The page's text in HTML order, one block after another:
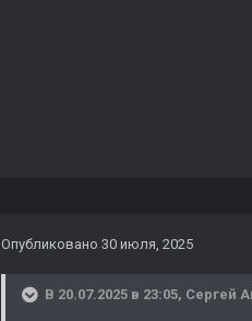
Опубликовано 30 июля, 2025
В 20.07.2025 в 23:05, Сергей